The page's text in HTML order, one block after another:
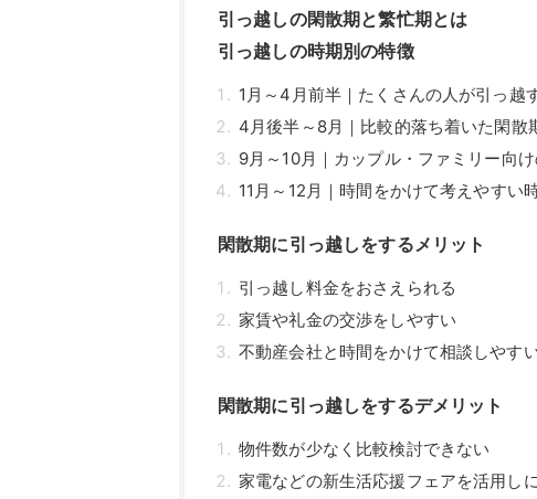
引っ越しの閑散期と繁忙期とは
引っ越しの時期別の特徴
1月～4月前半｜たくさんの人が引っ越
4月後半～8月｜比較的落ち着いた閑散
9月～10月｜カップル・ファミリー向
11月～12月｜時間をかけて考えやすい
閑散期に引っ越しをするメリット
引っ越し料金をおさえられる
家賃や礼金の交渉をしやすい
不動産会社と時間をかけて相談しやす
閑散期に引っ越しをするデメリット
物件数が少なく比較検討できない
家電などの新生活応援フェアを活用し